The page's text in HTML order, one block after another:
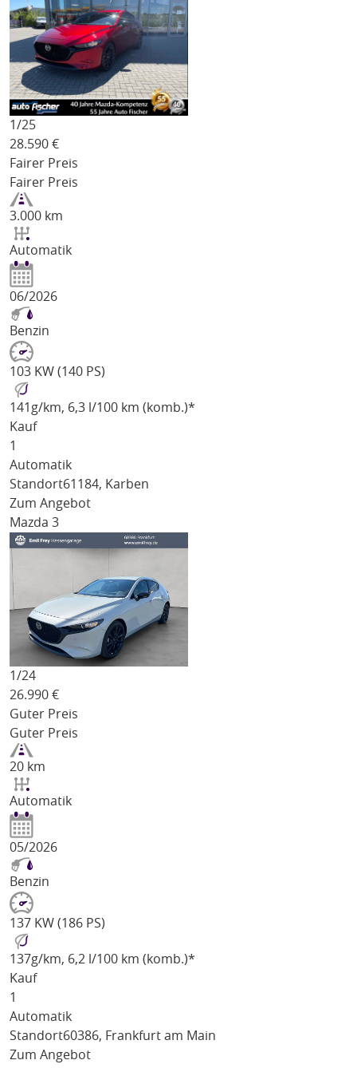
1/25
28.590 €
Fairer Preis
Fairer Preis
3.000 km
Automatik
06/2026
Benzin
103 KW (140 PS)
141 g/km, 6,3 l/100 km (komb.)*
Kauf
1
Automatik
Standort61184, Karben
Zum Angebot
Mazda 3
1/24
26.990 €
Guter Preis
Guter Preis
20 km
Automatik
05/2026
Benzin
137 KW (186 PS)
137g/km, 6,2 l/100 km (komb.)*
Kauf
1
Automatik
Standort60386, Frankfurt am Main
Zum Angebot